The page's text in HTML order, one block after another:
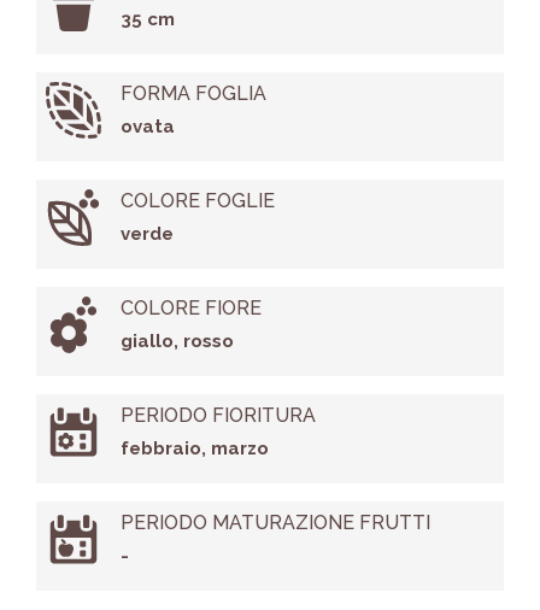
35 cm
FORMA FOGLIA
ovata
COLORE FOGLIE
verde
COLORE FIORE
giallo, rosso
PERIODO FIORITURA
febbraio, marzo
PERIODO MATURAZIONE FRUTTI
-